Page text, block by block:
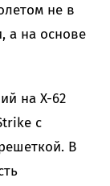
не в
а на основе
на X-62
с
В